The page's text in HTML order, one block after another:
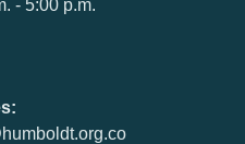
- 5:00 p.m.